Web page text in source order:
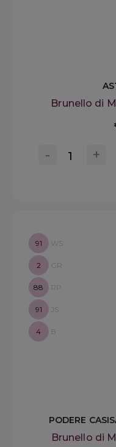
Brunello di
+
-
91 WS
2 GR
88 RP
91 JS
4 B
PODERE
Brunello di